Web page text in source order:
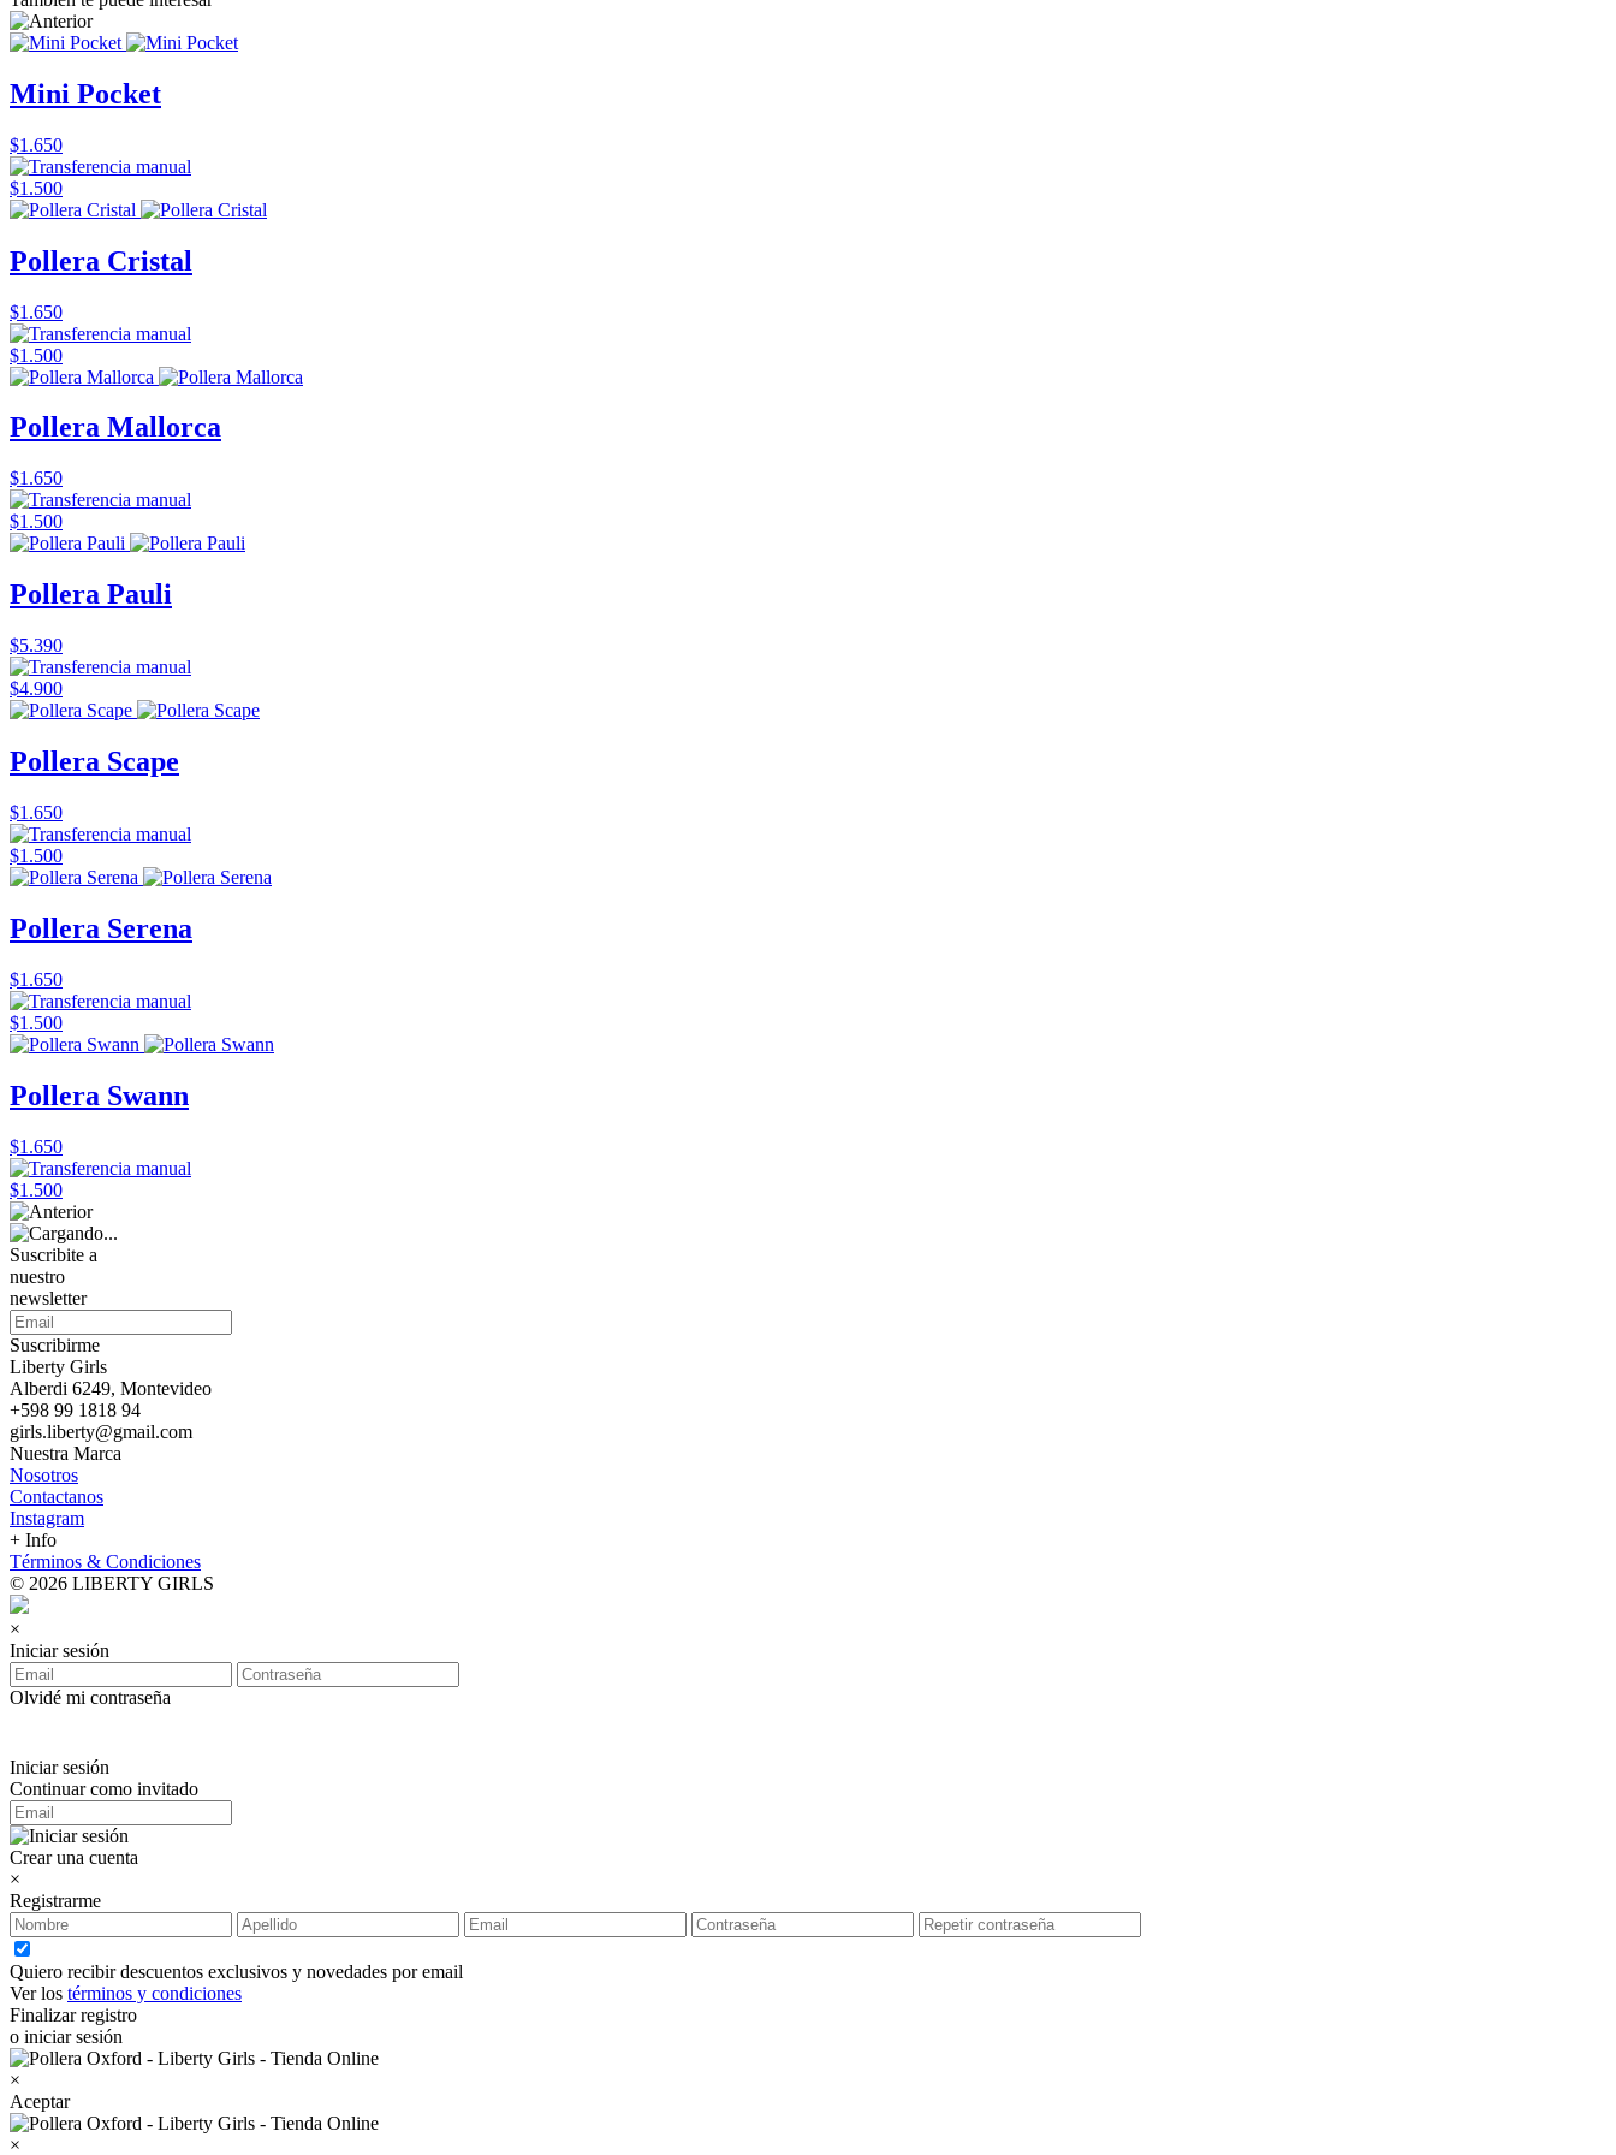
Mini Pocket
$1.650
$1.500
Pollera Cristal
$1.650
$1.500
Pollera Mallorca
$1.650
$1.500
Pollera Pauli
$5.390
$4.900
Pollera Scape
$1.650
$1.500
Pollera Serena
$1.650
$1.500
Pollera Swann
$1.650
$1.500
Suscribite a
nuestro
newsletter
Suscribirme
Liberty Girls
Alberdi 6249, Montevideo
+598 99 1818 94
girls.liberty@gmail.com
Nuestra Marca
Nosotros
Contactanos
Instagram
+ Info
Términos & Condiciones
© 2026 LIBERTY GIRLS
×
Iniciar sesión
Olvidé mi contraseña
Iniciar sesión
Continuar como invitado
Crear una cuenta
×
Registrarme
Quiero recibir descuentos exclusivos y novedades por email
Ver los términos y condiciones
Finalizar registro
o iniciar sesión
×
Aceptar
×